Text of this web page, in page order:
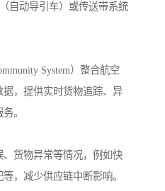
自动导引车）或传送带系统
System）整合航空
，提供实时货物追踪、异
。
货物异常等情况，例如快
，减少供应链中断影响。